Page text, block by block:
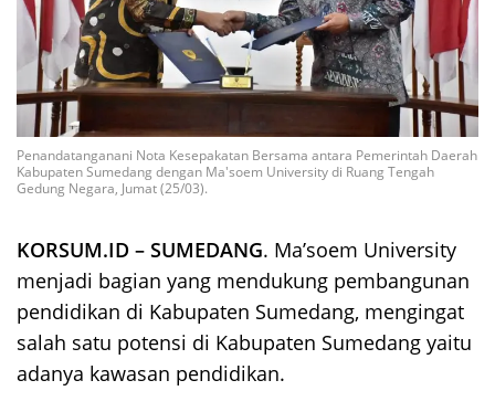
Penandatanganani Nota Kesepakatan Bersama antara Pemerintah Daerah
Kabupaten Sumedang dengan Ma'soem University di Ruang Tengah
Gedung Negara, Jumat (25/03).
KORSUM.ID – SUMEDANG. Ma’soem University
menjadi bagian yang mendukung pembangunan
pendidikan di Kabupaten Sumedang, mengingat
salah satu potensi di Kabupaten Sumedang yaitu
adanya kawasan pendidikan.